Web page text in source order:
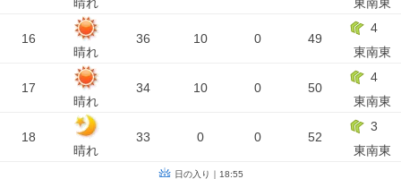
16
晴れ
36 10 0 49
4
東南東
17
晴れ
34 10 0 50
4
東南東
18
晴れ
33 0 0 52
3
東南東
日の入り｜18:55